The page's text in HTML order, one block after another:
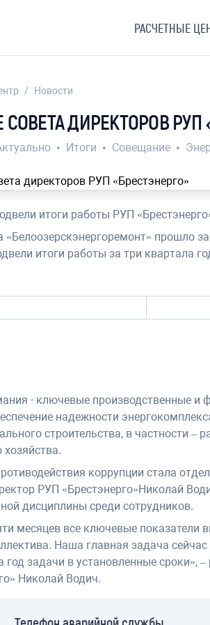
РАСЧЕТНЫЕ
/ Новости
ДИРЕКТОРОВ РУП
• Итоги • Совещание •
итоги работы РУП
прошло
итоги работы за три квартала
- ключевые производственные и
надежности
строительства, в частности –
хозяйства.
коррупции стала
РУП «Брестэнерго»Николай
дисциплины среди сотрудников.
месяцев все ключевые
Наша главная задача
год задачи в установленные сроки»,
Николай Водич.